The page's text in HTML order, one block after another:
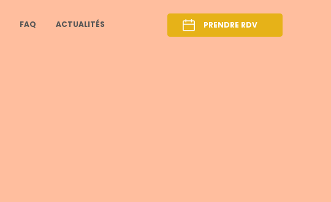
FAQ ACTUALITÉS PRENDRE RDV